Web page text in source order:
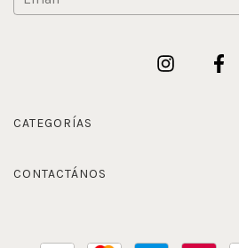
CATEGORÍAS
CONTACTÁNOS